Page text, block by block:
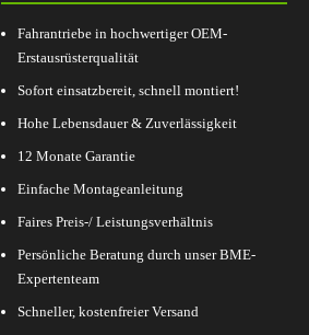
Fahrantriebe in hochwertiger OEM-
Erstausrüsterqualität
Sofort einsatzbereit, schnell montiert!
Hohe Lebensdauer & Zuverlässigkeit
12 Monate Garantie
Einfache Montageanleitung
Faires Preis-/ Leistungsverhältnis
Persönliche Beratung durch unser BME-
Expertenteam
Schneller, kostenfreier Versand